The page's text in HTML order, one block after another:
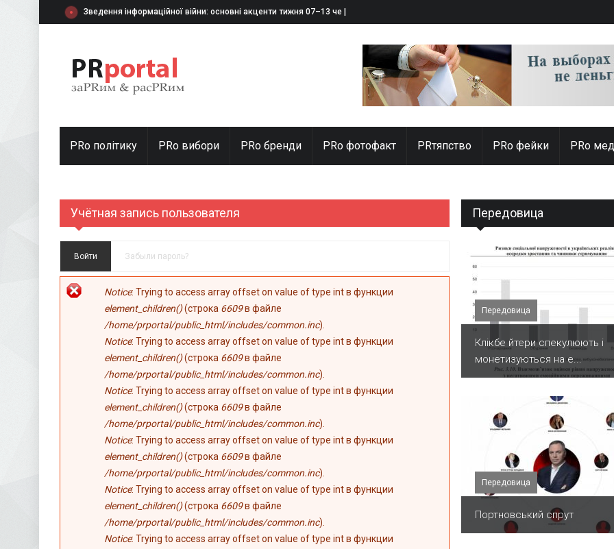
Перейти к основному содержаниюЗведення інформаційної війни: основні акценти тижня 07–13 червня 2025
PRo політику PRo вибори PRо бренди PRо фотофакт PRтяпство PRo фейки PRo
Учётная запись пользователя
Главные вкладки
Войти (активная вкладка)
Забыли пароль?
Сообщение об ошибке
Notice: Trying to access array offset on value of type int в функции
element_children()(строка 6609в файле
/home/prportal/public_html/includes/common.inc).
Notice: Trying to access array offset on value of type int в функции
element_children()(строка 6609в файле
/home/prportal/public_html/includes/common.inc).
Notice: Trying to access array offset on value of type int в функции
element_children()(строка 6609в файле
/home/prportal/public_html/includes/common.inc).
Notice: Trying to access array offset on value of type int в функции
element_children()(строка 6609в файле
/home/prportal/public_html/includes/common.inc).
Notice: Trying to access array offset on value of type int в функции
element_children()(строка 6609в файле
/home/prportal/public_html/includes/common.inc).
Notice: Trying to access array offset on value of type int в функции
Передовица
Передовица
Клікбе йтери спекулюють і
монетизуються на е...
Передовица
Портновський спрут